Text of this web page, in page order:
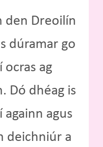
den Dreoilín
dúramar go
ocras ag
Dó dhéag is
agus
deichniúr a